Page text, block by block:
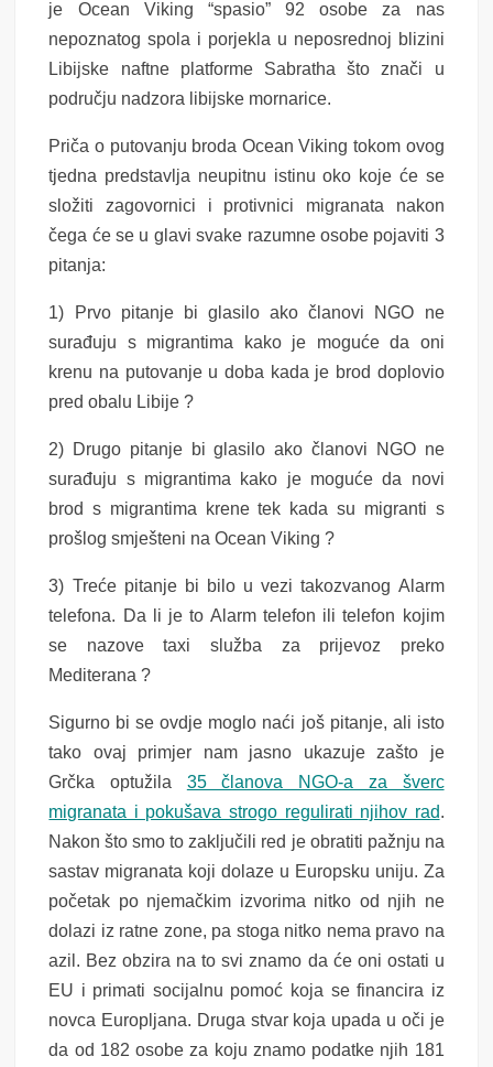
je Ocean Viking “spasio” 92 osobe za nas
nepoznatog spola i porjekla u neposrednoj blizini
Libijske naftne platforme Sabratha što znači u
području nadzora libijske mornarice.
Priča o putovanju broda Ocean Viking tokom ovog
tjedna predstavlja neupitnu istinu oko koje će se
složiti zagovornici i protivnici migranata nakon
čega će se u glavi svake razumne osobe pojaviti 3
pitanja:
1) Prvo pitanje bi glasilo ako članovi NGO ne
surađuju s migrantima kako je moguće da oni
krenu na putovanje u doba kada je brod doplovio
pred obalu Libije ?
2) Drugo pitanje bi glasilo ako članovi NGO ne
surađuju s migrantima kako je moguće da novi
brod s migrantima krene tek kada su migranti s
prošlog smješteni na Ocean Viking ?
3) Treće pitanje bi bilo u vezi takozvanog Alarm
telefona. Da li je to Alarm telefon ili telefon kojim
se nazove taxi služba za prijevoz preko
Mediterana ?
Sigurno bi se ovdje moglo naći još pitanje, ali isto
tako ovaj primjer nam jasno ukazuje zašto je
Grčka optužila 35 članova NGO-a za šverc
migranata i pokušava strogo regulirati njihov rad.
Nakon što smo to zaključili red je obratiti pažnju na
sastav migranata koji dolaze u Europsku uniju. Za
početak po njemačkim izvorima nitko od njih ne
dolazi iz ratne zone, pa stoga nitko nema pravo na
azil. Bez obzira na to svi znamo da će oni ostati u
EU i primati socijalnu pomoć koja se financira iz
novca Europljana. Druga stvar koja upada u oči je
da od 182 osobe za koju znamo podatke njih 181